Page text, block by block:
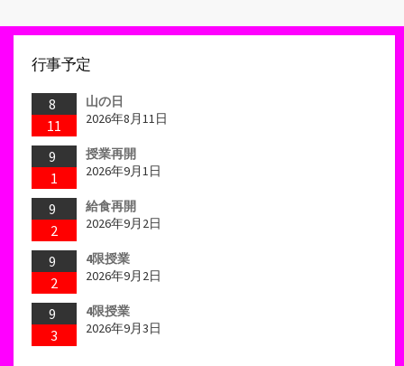
行事予定
8
11
山の日
2026年8月11日
9
1
授業再開
2026年9月1日
9
2
給食再開
2026年9月2日
9
2
4限授業
2026年9月2日
9
3
4限授業
2026年9月3日